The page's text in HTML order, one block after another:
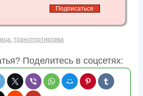
, транспортировка
Поделитесь в соцсетях: